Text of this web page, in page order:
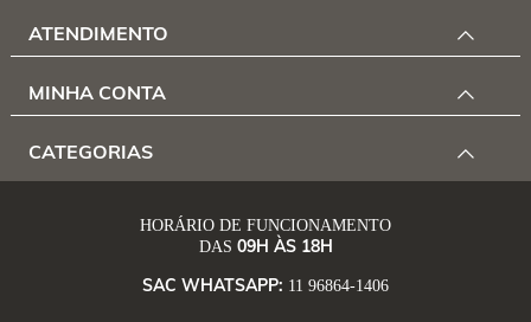
ATENDIMENTO
MINHA CONTA
CATEGORIAS
HORÁRIO DE FUNCIONAMENTO
DAS 09H ÀS 18H
SAC WHATSAPP: 11 96864-1406